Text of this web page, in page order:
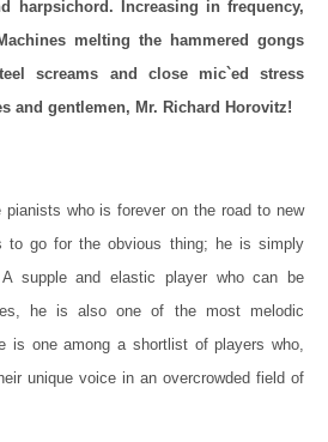
harpsichord. Increasing in frequency,
melting the hammered gongs
screams and close mic`ed stress
and gentlemen, Mr. Richard Horovitz!
who is forever on the road to new
to go for the obvious thing; he is simply
supple and elastic player who can be
he is also one of the most melodic
is one among a shortlist of players who,
unique voice in an overcrowded field of